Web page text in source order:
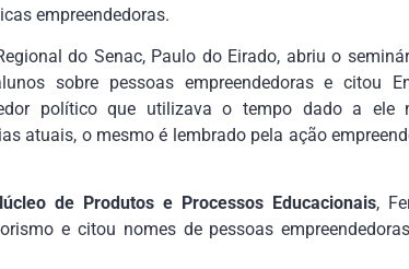
empreendedoras.
do Senac, Paulo do Eirado, abriu o
sobre pessoas empreendedoras e citou
político que utilizava o tempo dado a ele
atuais, o mesmo é lembrado pela ação
de Produtos e Processos Educacionais,
e citou nomes de pessoas